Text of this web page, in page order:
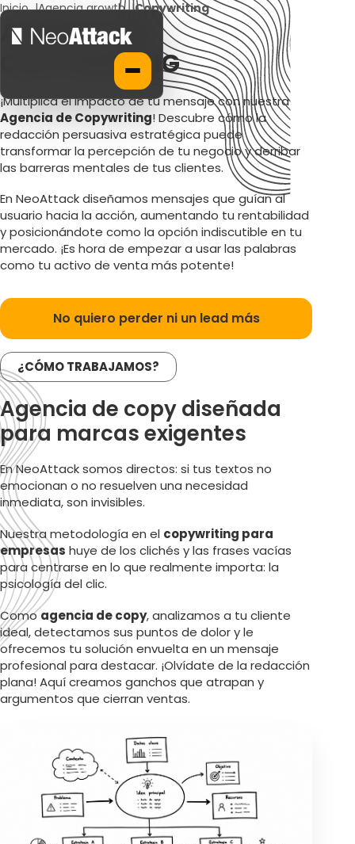
Inicio |Agencia growth |Copywriting
AGENCIA DE
COPYWRITING
¡Multiplica el impacto de tu mensaje con nuestra
Agencia de Copywriting! Descubre cómo la
redacción persuasiva estratégica puede
transformar la percepción de tu negocio y derribar
las barreras mentales de tus clientes.
En NeoAttack diseñamos mensajes que guían al
usuario hacia la acción, aumentando tu rentabilidad
y posicionándote como la opción indiscutible en tu
mercado. ¡Es hora de empezar a usar las palabras
como tu activo de venta más potente!
No quiero perder ni un lead más
¿CÓMO TRABAJAMOS?
Agencia de copy diseñada
para marcas exigentes
En NeoAttack somos directos: si tus textos no
emocionan o no resuelven una necesidad
inmediata, son invisibles.
Nuestra metodología en el copywriting para
empresas huye de los clichés y las frases vacías
para centrarse en lo que realmente importa: la
psicología del clic.
Comoagencia de copy, analizamos a tu cliente
ideal, detectamos sus puntos de dolor y le
ofrecemos tu solución envuelta en un mensaje
profesional para destacar. ¡Olvídate de la redacción
plana! Aquí creamos ganchos que atrapan y
argumentos que cierran ventas.